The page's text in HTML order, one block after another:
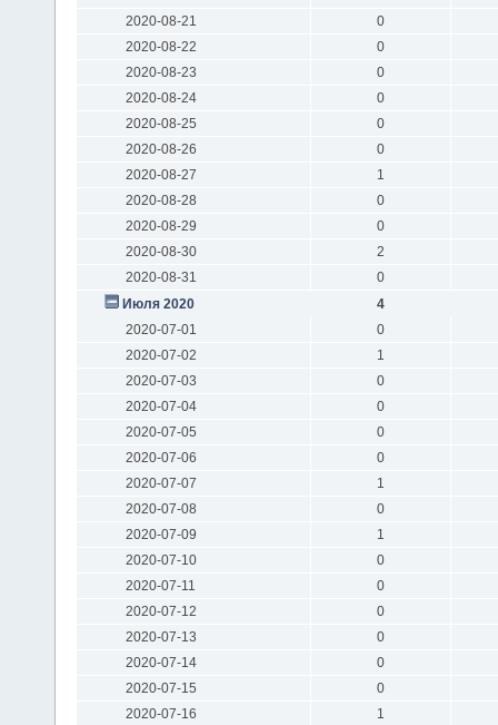
2020-08-21
0
2020-08-22
0
2020-08-23
0
2020-08-24
0
2020-08-25
0
2020-08-26
0
2020-08-27
1
2020-08-28
0
2020-08-29
0
2020-08-30
2
2020-08-31
0
Июля 2020
4
2020-07-01
0
2020-07-02
1
2020-07-03
0
2020-07-04
0
2020-07-05
0
2020-07-06
0
2020-07-07
1
2020-07-08
0
2020-07-09
1
2020-07-10
0
2020-07-11
0
2020-07-12
0
2020-07-13
0
2020-07-14
0
2020-07-15
0
2020-07-16
1